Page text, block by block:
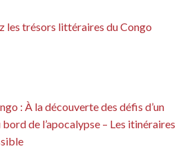
les trésors littéraires du Congo
: À la découverte des défis d’un
de l’apocalypse – Les itinéraires